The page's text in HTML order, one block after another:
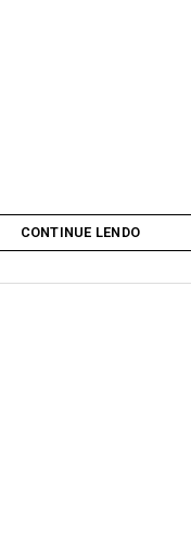
CONTINUE LENDO